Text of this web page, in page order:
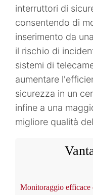
interruttori di
consentendo di
inserimento da
il rischio di
sistemi di
aumentare
sicurezza in un
infine a una
migliore qualità
Monitoraggio efficace